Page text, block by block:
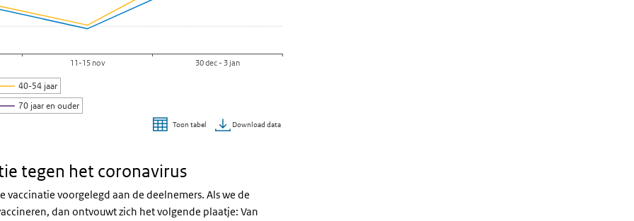
40-54 jaar
70 jaar en ouder
11-15 nov 30 dec - 3 jan
Toon tabel Download data
tegen het coronavirus
voorgelegd aan de deelnemers. Als we de
dan ontvouwt zich het volgende plaatje: Van